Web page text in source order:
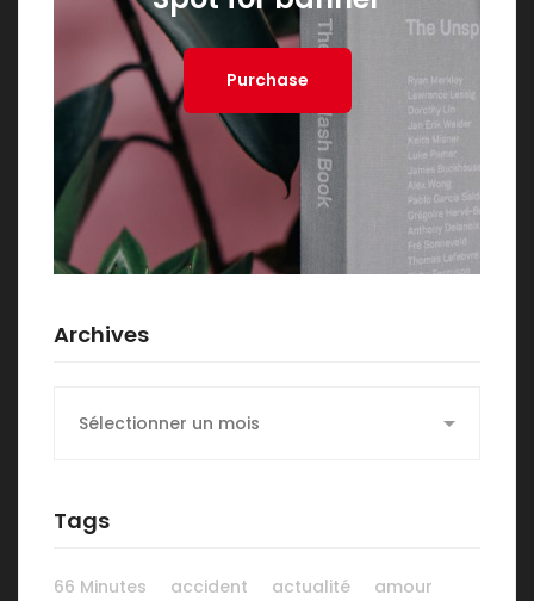
Purchase
Archives
Tags
66 Minutes accident actualité amour